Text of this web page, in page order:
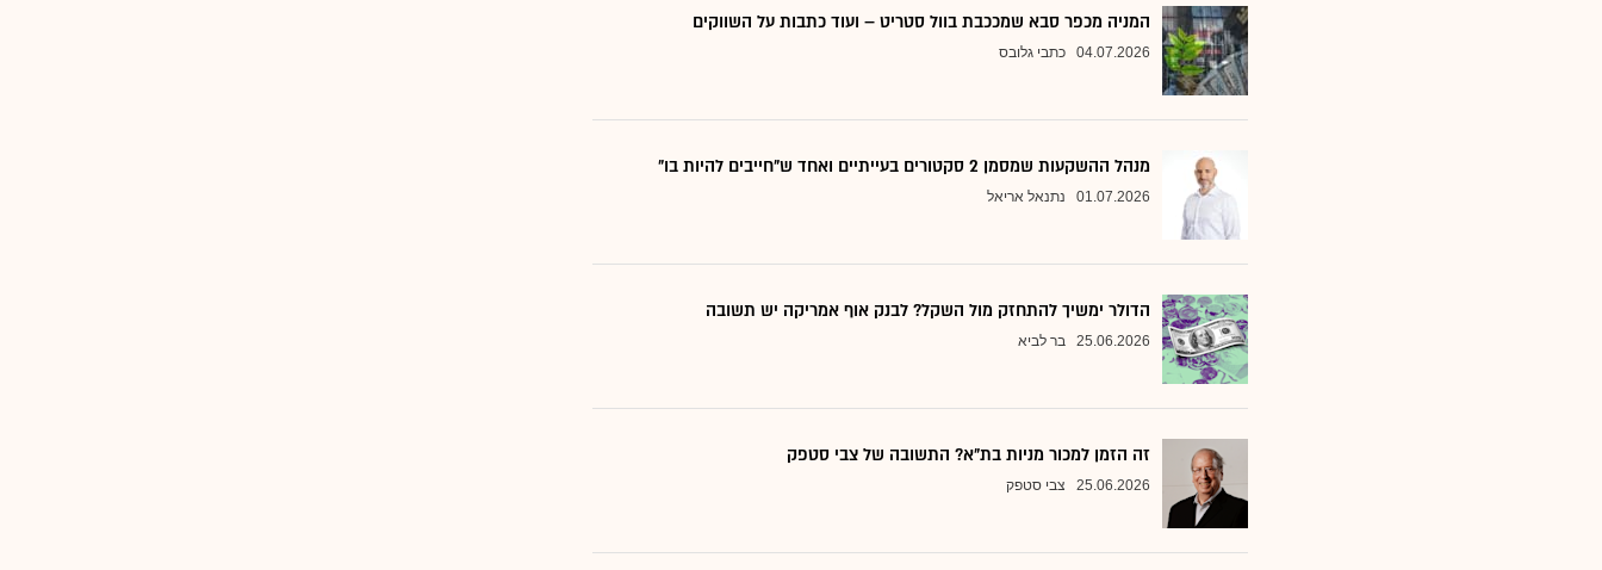
המניה מכפר סבא שמככבת בוול סטריט – ועוד כתבות על השווקים
04.07.2026 כתבי גלובס
מנהל ההשקעות שמסמן 2 סקטורים בעייתיים ואחד ש"חייבים להיות בו"
01.07.2026 נתנאל אריאל
הדולר ימשיך להתחזק מול השקל? לבנק אוף אמריקה יש תשובה
25.06.2026 בר לביא
זה הזמן למכור מניות בת"א? התשובה של צבי סטפק
25.06.2026 צבי סטפק